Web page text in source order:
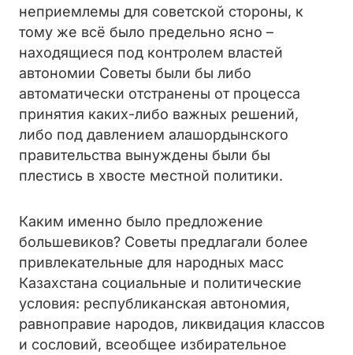
неприемлемы для советской стороны, к
тому же всё было предельно ясно –
находящиеся под контролем властей
автономии Советы были бы либо
автоматически отстранены от процесса
принятия каких-либо важных решений,
либо под давлением алашордынского
правительства вынуждены были бы
плестись в хвосте местной политики.
Каким именно было предложение
большевиков? Советы предлагали более
привлекательные для народных масс
Казахстана социальные и политические
условия: республиканская автономия,
равноправие народов, ликвидация классов
и сословий, всеобщее избирательное